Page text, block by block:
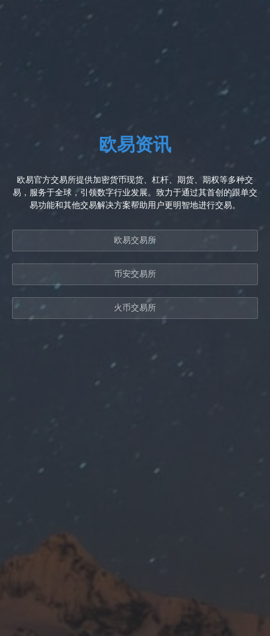
欧易资讯
欧易官方交易所提供加密货币现货、杠杆、期货、期权等多种交
易，服务于全球，引领数字行业发展。致力于通过其首创的跟单交
易功能和其他交易解决方案帮助用户更明智地进行交易。
欧易交易所
币安交易所
火币交易所